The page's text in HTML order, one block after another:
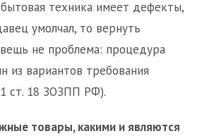
бытовая техника имеет дефекты,
умолчал, то вернуть
не проблема: процедура
из вариантов требования
ст. 18 ЗОЗПП РФ).
товары, какими и являются